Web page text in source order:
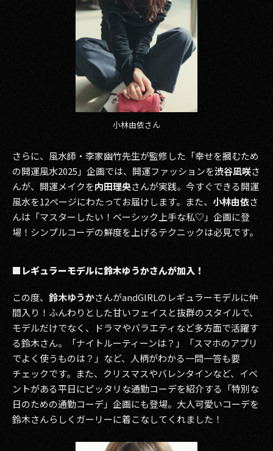
小林由依さん
さらに、風水師・李家幽竹先生が監修した「幸せを摑むため
の開運風水2025」企画では、開運ファッションを渋谷凪咲さ
んが、開運メイクを内田理央さんが実践。今すぐできる開運
風水を12ページにわたってお届けします。また、 小林由依さ
んは「マスターしたい！ベーシック上手な私♡」企画に登
場！シンプルコーデの鮮度を上げるテクニックは必見です。
■レギュラーモデルに鈴木ゆうかさんが加入！
この度、 鈴木ゆうかさんがandGIRLのレギュラーモデルに仲
間入り！ふんわりとした甘いフェイスと抜群のスタイルで、
モデルだけでなく、ドラマやバラエティなど多方面で活躍す
る鈴木さん。「ナイトルーティーンは？」「スマホのアプリ
でよく使うものは？」など、人柄がわかる一問一答も要
チェックです。また、クリスマスやバレンタインなど、イベ
ントがある平日にピッタリな通勤コーデを紹介する「特別な
日のための通勤コーデ」企画にも登場。大人可愛いコーデを
鈴木さんらしくガーリーに着こなしてくれました！